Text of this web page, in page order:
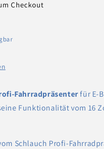
Checkout
Fahrradpräsenterfür E-
Funktionalität vom 16
Schlauch Profi-